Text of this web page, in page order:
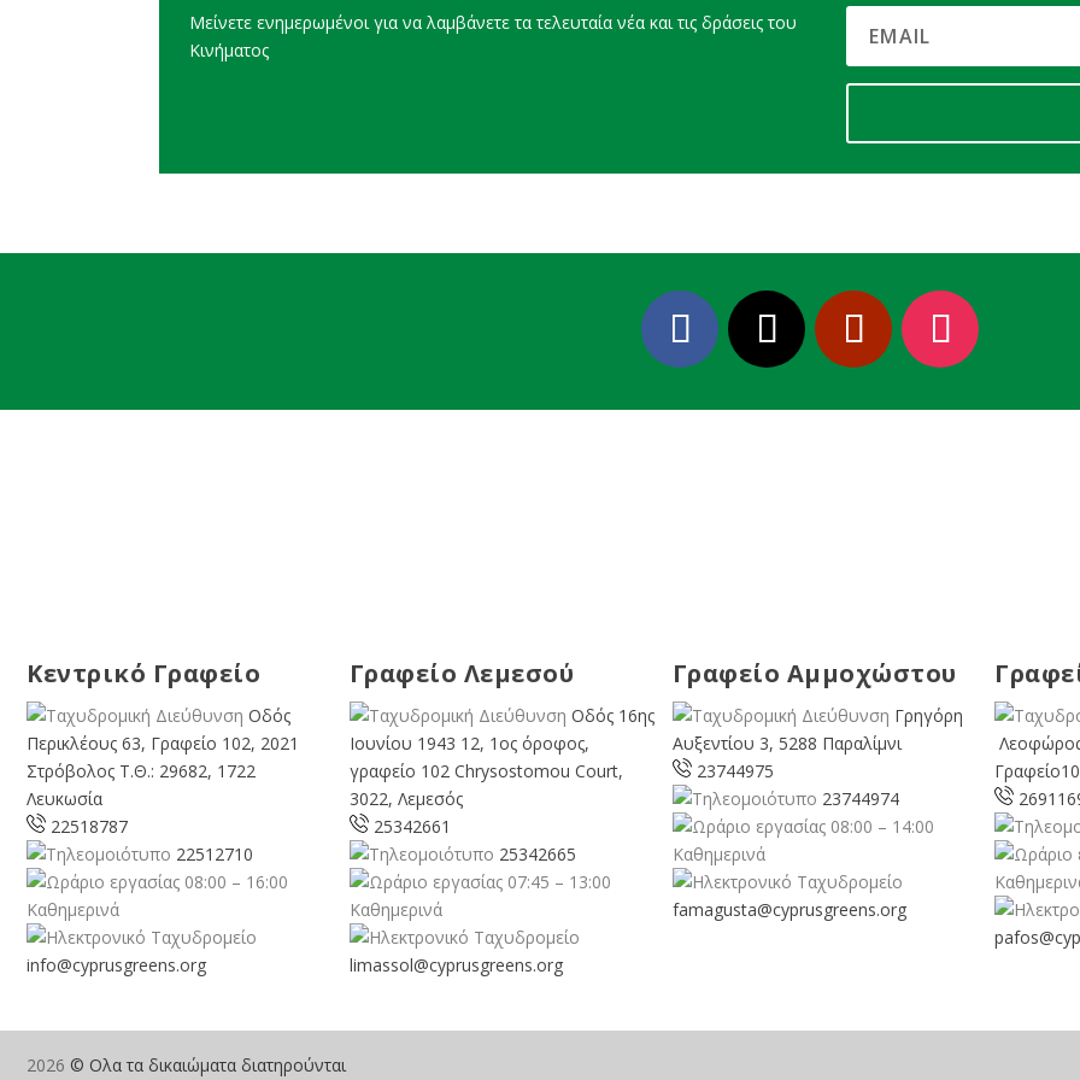
Μείνετε ενημερωμένοι για να λαμβάνετε τα τελευταία νέα και τις δράσεις του
Κινήματος
Κεντρικό Γραφείο
Οδός
Περικλέους 63, Γραφείο 102, 2021
Στρόβολος Τ.Θ.: 29682, 1722
Λευκωσία
22518787
22512710
08:00 – 16:00
Καθημερινά
info@cyprusgreens.org
Γραφείο Λεμεσού
Οδός 16ης
Ιουνίου 1943 12, 1ος όροφος,
γραφείο 102 Chrysostomou Court,
3022, Λεμεσός
25342661
25342665
07:45 – 13:00
Καθημερινά
limassol@cyprusgreens.org
Γραφείο Αμμοχώστου
Γρηγόρη
Αυξεντίου 3, 5288 Παραλίμνι
23744975
23744974
08:00 – 14:00
Καθημερινά
famagusta@cyprusgreens.org
2026 © Ολα τα δικαιώματα διατηρούνται